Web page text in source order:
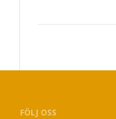
FÖLJ OSS